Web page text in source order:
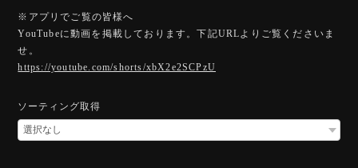
※アプリでご覧の皆様へ
YouTubeに動画を掲載しております。下記URLよりご覧くださいま
せ。
https://youtube.com/shorts/xbX2e2SCPzU
ソーティング取得